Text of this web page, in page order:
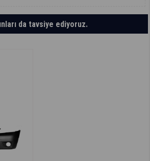
da tavsiye ediyoruz.